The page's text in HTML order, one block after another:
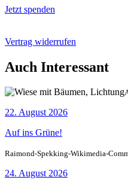
Jetzt spenden
Vertrag widerrufen
Auch Interessant
22. August 2026
Auf ins Grüne!
Raimond-Spekking-Wikimedia-
24. August 2026